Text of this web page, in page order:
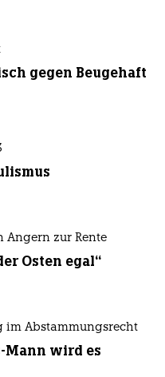
gegen Beugehaft
Angern zur Rente
Osten egal“
Abstammungsrecht
Mann wird es